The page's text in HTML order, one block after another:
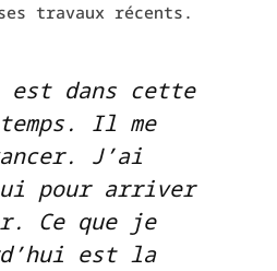
travaux récents.
est dans cette
Il me
J’ai
pour arriver
Ce que je
est la